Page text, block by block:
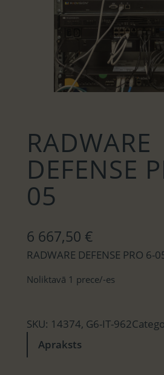
RADWARE
DEFENSE
05
6 667,50 €
RADWARE DEFENSE PRO 6-
Noliktavā 1 prece/-es
SKU: 14374, G6-IT-962
Apraksts